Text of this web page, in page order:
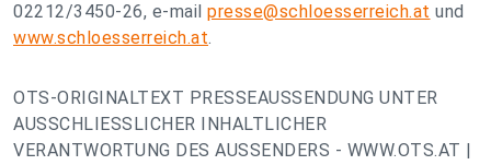
02212/3450-26, e-mail presse@schloesserreich.at und
www.schloesserreich.at.
OTS-ORIGINALTEXT PRESSEAUSSENDUNG UNTER
AUSSCHLIESSLICHER INHALTLICHER
VERANTWORTUNG DES AUSSENDERS - WWW.OTS.AT |